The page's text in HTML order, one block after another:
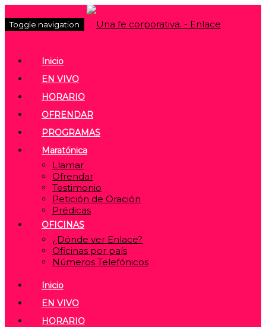
Toggle navigation
Inicio
EN VIVO
HORARIO
OFRENDAR
PROGRAMAS
Maratónica
Llamar
Ofrendar
Testimonio
Petición de Oración
Prédicas
OFICINAS
¿Dónde ver Enlace?
Oficinas por país
Números Telefónicos
Inicio
EN VIVO
HORARIO